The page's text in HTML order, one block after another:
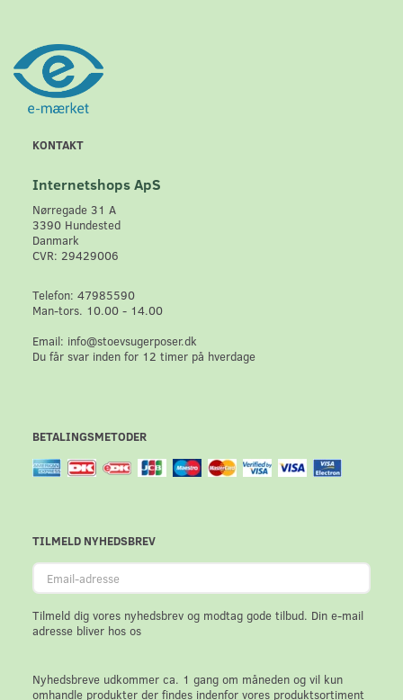
KONTAKT
Internetshops ApS
Nørregade 31 A
3390 Hundested
Danmark
CVR: 29429006
Telefon: 47985590
Man-tors. 10.00 - 14.00
Email: info@stoevsugerposer.dk
Du får svar inden for 12 timer på hverdage
BETALINGSMETODER
TILMELD NYHEDSBREV
Email-
adresse
Tilmeld dig vores nyhedsbrev og modtag gode tilbud. Din e-mail
adresse bliver hos os
Nyhedsbreve udkommer ca. 1 gang om måneden og vil kun
omhandle produkter der findes indenfor vores produktsortiment